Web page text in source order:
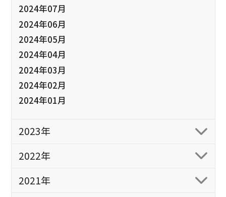
2024年07月
2024年06月
2024年05月
2024年04月
2024年03月
2024年02月
2024年01月
2023年
2022年
2021年